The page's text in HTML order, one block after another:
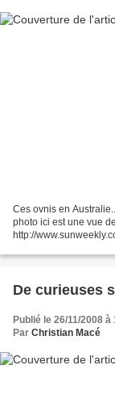
Ces ovnis en
photo ici est une vue
http://
De curieuses
Publié le 26/11/2008 à
Par Christian Macé